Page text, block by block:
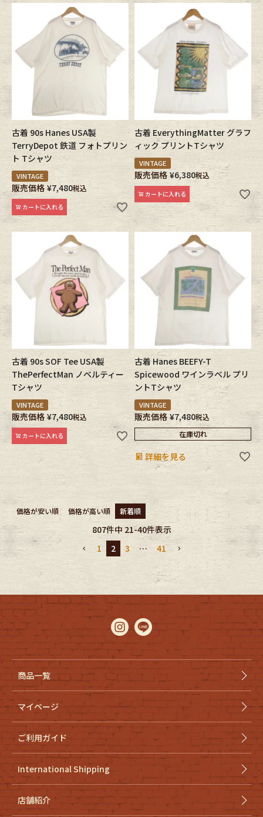
古着 90s Hanes USA製
TerryDepot 鉄道 フォトプリン
ト Tシャツ
VINTAGE
販売価格 ¥7,480税込
カートに入れる
古着 EverythingMatter グラフ
ィック プリントTシャツ
VINTAGE
販売価格 ¥6,380税込
カートに入れる
古着 90s SOF Tee USA製
ThePerfectMan ノベルティー
Tシャツ
VINTAGE
販売価格 ¥7,480税込
カートに入れる
古着 Hanes BEEFY-T
Spicewood ワインラベル プリ
ントTシャツ
VINTAGE
販売価格 ¥7,480税込
在庫切れ
詳細を見る
価格が安い順 価格が高い順 新着順
807件中 21-40件表示
1
2 3 … 41
商品一覧
マイページ
ご利用ガイド
International Shipping
店舗紹介